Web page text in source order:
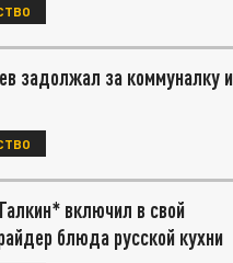
задолжал за коммуналку и
включил в свой
блюда русской кухни